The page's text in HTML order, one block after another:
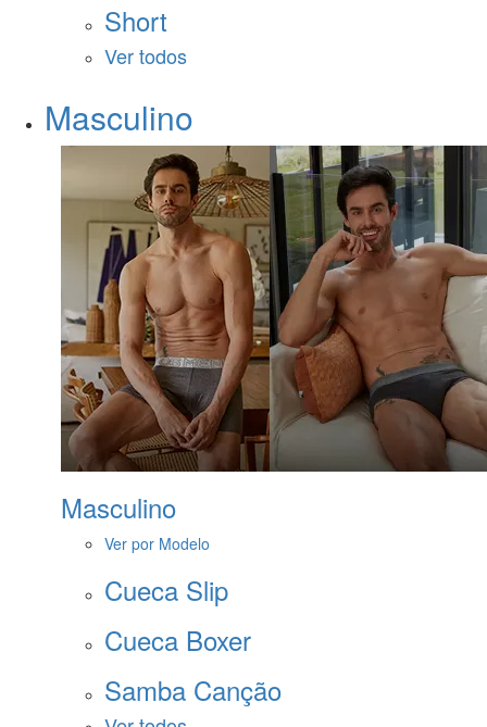
Short
Ver todos
Masculino
Masculino
Ver por Modelo
Cueca Slip
Cueca Boxer
Samba Canção